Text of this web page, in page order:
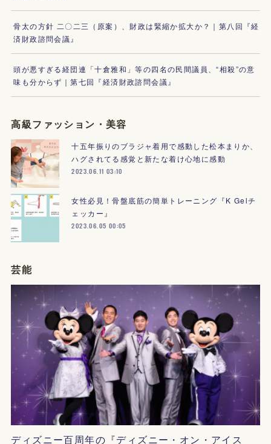
骨太の方針 二〇二三（原案）、財政は緊縮か拡大か？｜第八回『経
済財政諮問会議』
頭が悪すぎる経団連「十倉雅和」等の四名の民間議員、“相殺”の意
味も分からず｜第七回『経済財政諮問会議』
高級ファッション・美容
十五年振りのブラジャ着用で感動した松本まりか、
ハグされてる感覚と新たな着け心地に感動
2023.06.11 03:10
女性必見！骨盤底筋の簡単トレーニング『K Gelチ
ェッカー』
2023.06.05 00:05
芸能
ディズニー百周年の『ディズニー・オン・アイス